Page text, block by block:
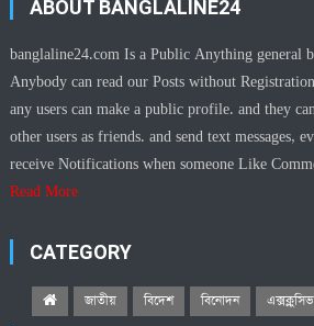
ABOUT BANGLALINE24
banglaline24.com Is a Public Anything general
Anybody can read our Posts without
any users can make a public profile. and they
other users as friends. and send text messages,
receive Notifications when someone Like
Read More
CATEGORY
জাতীয় বিদেশ বিনোদন এক্সক্লুসিভ